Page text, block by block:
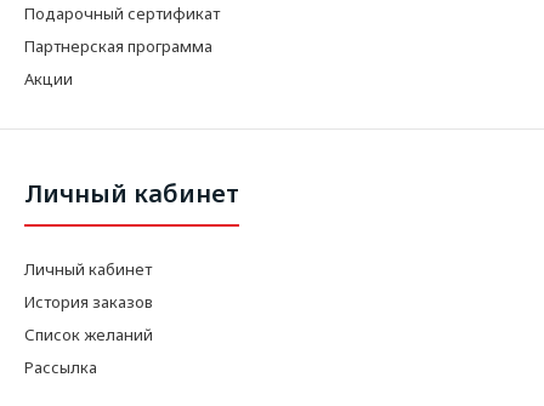
Подарочный сертификат
Партнерская программа
Акции
Личный кабинет
Личный кабинет
История заказов
Список желаний
Рассылка